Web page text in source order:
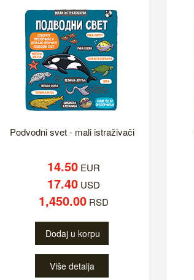
Podvodni svet - mali istraživači
14.50EUR
17.40USD
1,450.00RSD
Dodaj u korpu
Više detalja